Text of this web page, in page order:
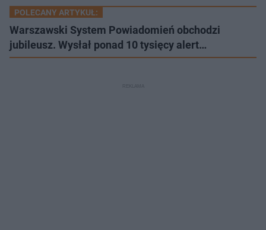
POLECANY ARTYKUŁ:
Warszawski System Powiadomień obchodzi
jubileusz. Wysłał ponad 10 tysięcy alert…